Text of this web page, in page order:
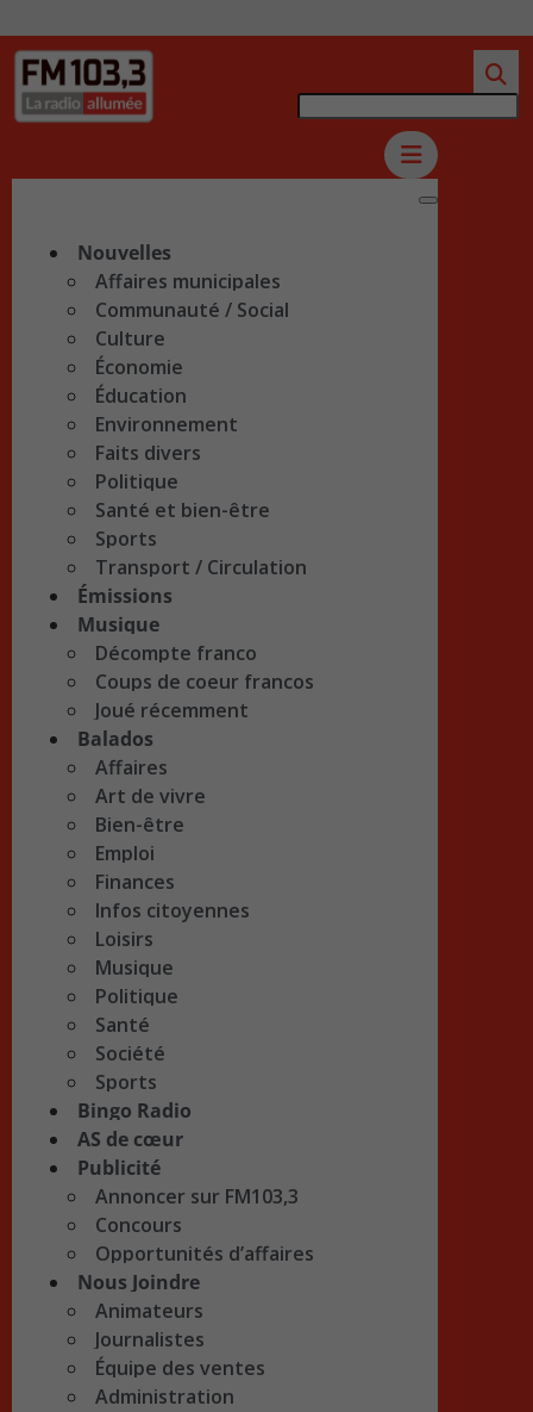
Nouvelles
Affaires municipales
Communauté / Social
Culture
Économie
Éducation
Environnement
Faits divers
Politique
Santé et bien-être
Sports
Transport / Circulation
Émissions
Musique
Décompte franco
Coups de coeur francos
Joué récemment
Balados
Affaires
Art de vivre
Bien-être
Emploi
Finances
Infos citoyennes
Loisirs
Musique
Politique
Santé
Société
Sports
Bingo Radio
AS de cœur
Publicité
Annoncer sur FM103,3
Concours
Opportunités d’affaires
Nous Joindre
Animateurs
Journalistes
Équipe des ventes
Administration